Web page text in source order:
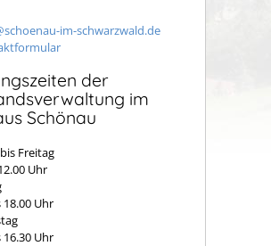
im-schwarzwald.de
der
im
Schönau
Freitag
Uhr
18.00 Uhr
16.30 Uhr